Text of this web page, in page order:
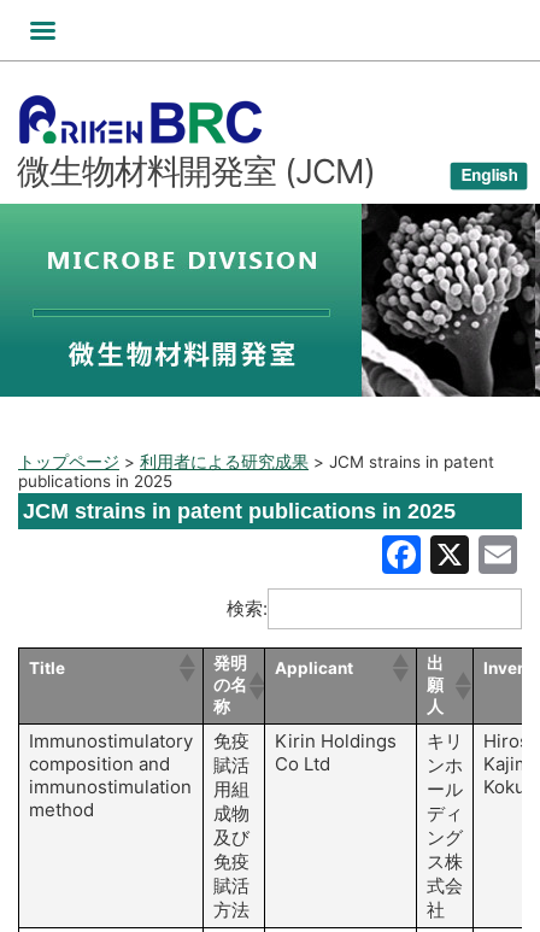
へ
ス
プ
微生物材料開発室 (JCM)
トップページ > 利用者による研究成果 > JCM strains in patent
publications in 2025
JCM strains in patent publications in 2025
X
検索:
Title
発明
の名
称
Applicant
出
願
人
Immunostimulatory
composition and
immunostimulation
method
免疫
賦活
用組
成物
及び
免疫
賦活
方法
Kirin Holdings
Co Ltd
キリ
ンホ
ール
ディ
ング
ス株
式会
社